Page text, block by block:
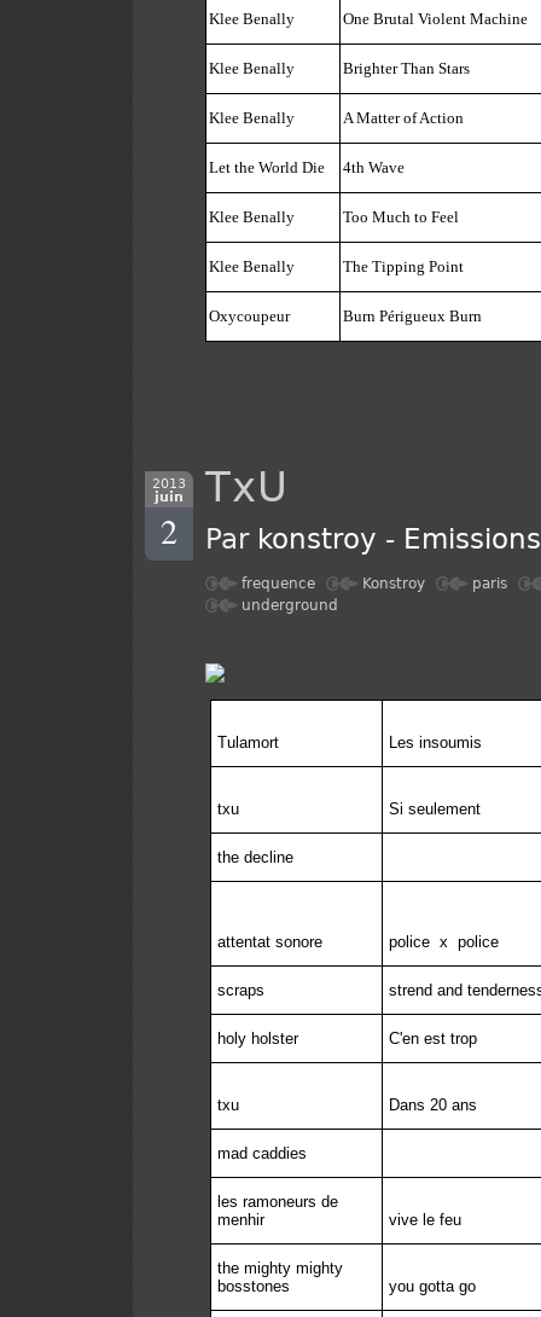
Klee Benally One Brutal Violent Machine
Klee Benally Brighter Than Stars
Klee Benally A Matter of Action
Let the World Die 4th Wave
Klee Benally Too Much to Feel
Klee Benally The Tipping Point
Oxycoupeur Burn Périgueux Burn
2013
juin
2
TxU
Par konstroy -
frequence Konstroy
paris
underground
Tulamort Les insoumis
txu Si seulement
the decline
attentat sonore police x police
scraps strend and
holy holster C'en est trop
txu Dans 20 ans
mad caddies
les ramoneurs de
menhir
vive le feu
the mighty mighty
bosstones
you gotta go